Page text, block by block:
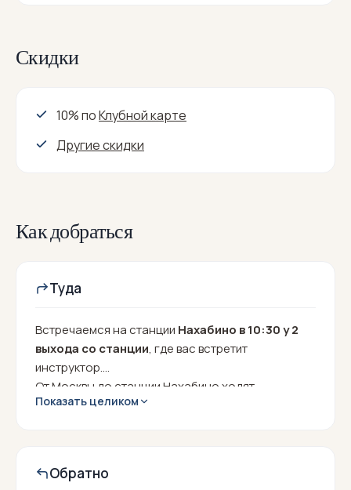
Скидки
10% поКлубной карте
Другие скидки
Как добраться
Туда
Встречаемся на станции Нахабино в 10:30 у 2
выхода со станции, где вас встретит
инструктор.
От Москвы до станции Нахабино ходят
электрички МЦД D2 (можно проехать по карте
ехать около часа, рассчитывайте время, чтобы
Показать целиком
Обратно